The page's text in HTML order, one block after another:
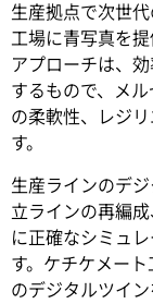
生産拠点で次世
工場に青写真を提
アプローチは、
するもので、メ
の柔軟性、レジ
す。
生産ラインのデ
立ラインの再編
に正確なシミュ
す。ケチケメー
のデジタルツイ